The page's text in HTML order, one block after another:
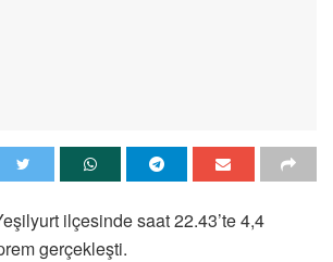
ilçesinde saat 22.43’te 4,4
gerçekleşti.